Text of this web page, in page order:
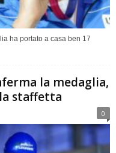
ha portato a casa ben 17
la medaglia,
staffetta
0